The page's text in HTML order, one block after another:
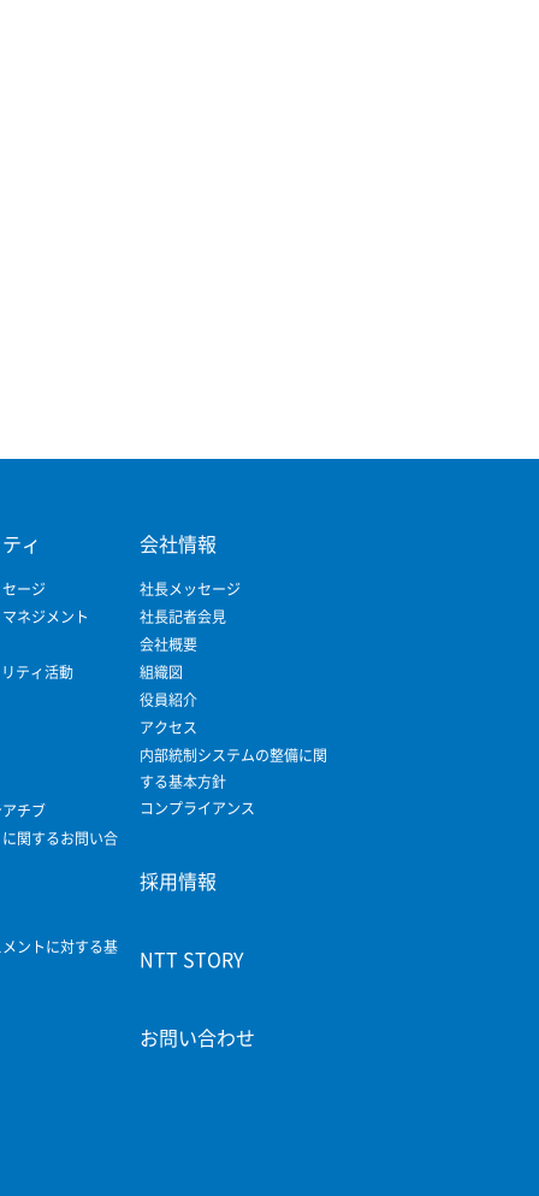
ィ
ージ
ネジメント
ティ活動
チブ
関するお問い合
ントに対する基
会社情報
社長メッセージ
社長記者会見
会社概要
組織図
役員紹介
アクセス
内部統制システムの整備に関
する基本方針
コンプライアンス
採用情報
NTT STORY
お問い合わせ